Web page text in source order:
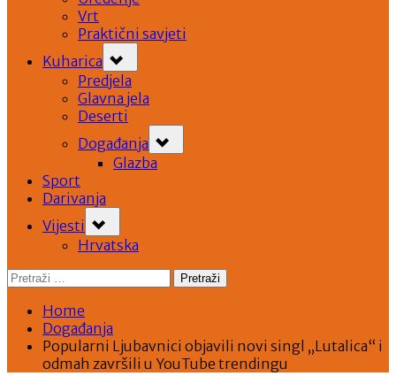
Vrt
Praktični savjeti
Kuharica
sub-
menu
Predjela
Glavna jela
Deserti
Događanja
sub-
menu
Glazba
Sport
Darivanja
Vijesti
sub-
menu
Hrvatska
Pretraži:
Home
Događanja
Popularni Ljubavnici objavili novi singl „Lutalica“ i
odmah završili u YouTube trendingu